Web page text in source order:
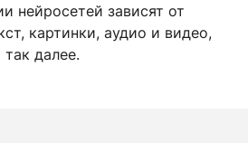
нейросетей зависят от
картинки, аудио и видео,
далее.